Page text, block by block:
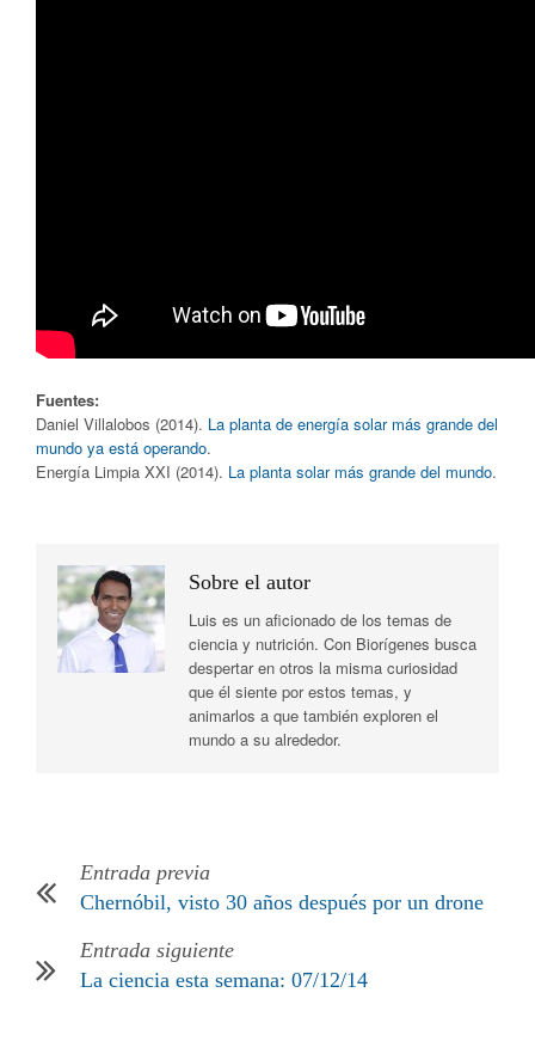
Fuentes:
Daniel Villalobos (2014). La planta de energía solar más grande del
mundo ya está operando.
Energía Limpia XXI (2014). La planta solar más grande del mundo.
Sobre el autor
Luis es un aficionado de los temas de
ciencia y nutrición. Con Biorígenes busca
despertar en otros la misma curiosidad
que él siente por estos temas, y
animarlos a que también exploren el
mundo a su alrededor.
Entrada previa
Chernóbil, visto 30 años después por un drone
Entrada siguiente
La ciencia esta semana: 07/12/14